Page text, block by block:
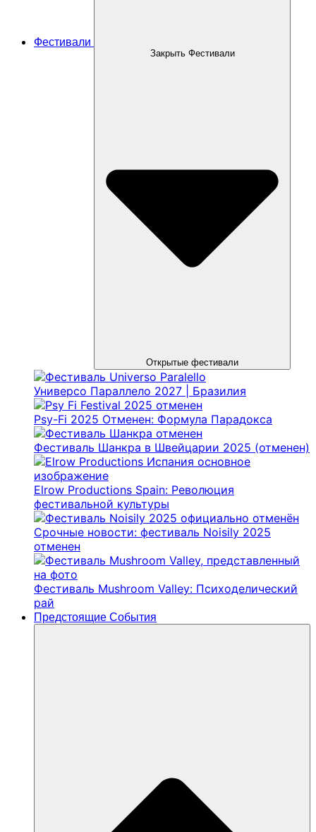
Фестивали
Закрыть Фестивали
Открытые фестивали
Универсо Параллело 2027 | Бразилия
Psy-Fi 2025 Отменен: Формула Парадокса
Фестиваль Шанкра в Швейцарии 2025 (отменен)
Elrow Productions Spain: Революция
фестивальной культуры
Срочные новости: фестиваль Noisily 2025
отменен
Фестиваль Mushroom Valley: Психоделический
рай
Предстоящие События